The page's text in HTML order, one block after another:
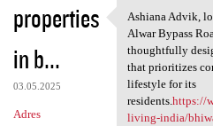
properties
in b...
03.05.2025
Adres
Ashiana
Ashiana Advik,
Alwar Bypass
thoughtfully
that prioritizes
lifestyle for its
residents.https://
living-india/